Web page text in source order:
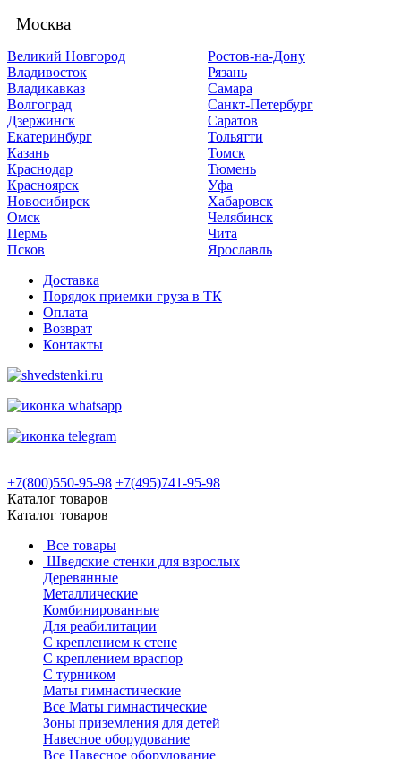
Москва
Великий Новгород
Владивосток
Владикавказ
Волгоград
Дзержинск
Екатеринбург
Казань
Краснодар
Красноярск
Новосибирск
Омск
Пермь
Псков
Ростов-на-Дону
Рязань
Самара
Санкт-Петербург
Саратов
Тольятти
Томск
Тюмень
Уфа
Хабаровск
Челябинск
Чита
Ярославль
Доставка
Порядок приемки груза в ТК
Оплата
Возврат
Контакты
+7(800)550-95-98 +7(495)741-95-98
Каталог товаров
Каталог товаров
Все товары
Шведские стенки для взрослых
Деревянные
Металлические
Комбинированные
Для реабилитации
С креплением к стене
С креплением враспор
С турником
Маты гимнастические
Все Маты гимнастические
Зоны приземления для детей
Навесное оборудование
Все Навесное оборудование